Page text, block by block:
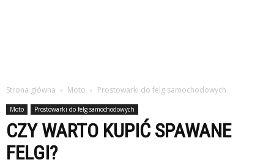
Strona główna Moto Prostowarki do felg samochodowych
Moto Prostowarki do felg samochodowych
CZY WARTO KUPIĆ SPAWANE
FELGI?